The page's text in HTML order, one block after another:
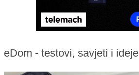
eDom - testovi, savjeti i ideje